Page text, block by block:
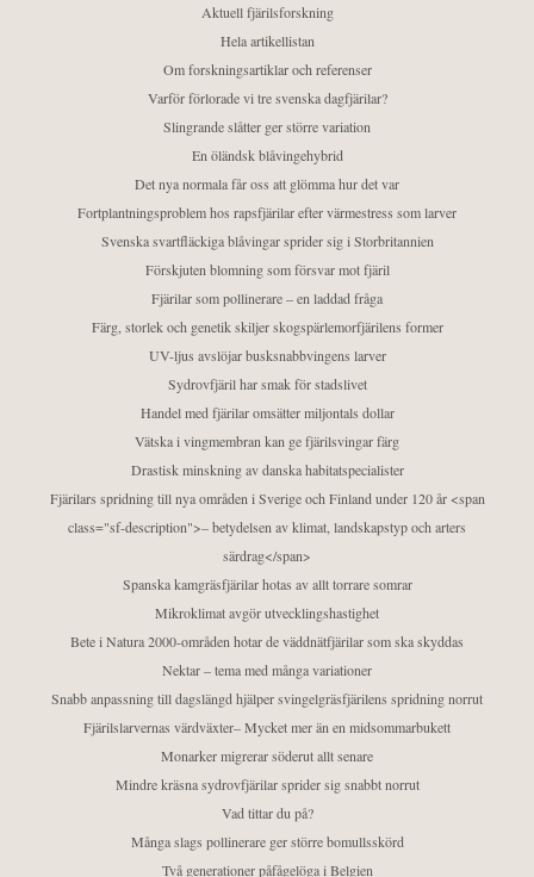
Aktuell fjärilsforskning
Hela artikellistan
Om forskningsartiklar och referenser
Varför förlorade vi tre svenska dagfjärilar?
Slingrande slåtter ger större variation
En öländsk blåvingehybrid
Det nya normala får oss att glömma hur det var
Fortplantningsproblem hos rapsfjärilar efter värmestress som larver
Svenska svartfläckiga blåvingar sprider sig i Storbritannien
Förskjuten blomning som försvar mot fjäril
Fjärilar som pollinerare – en laddad fråga
Färg, storlek och genetik skiljer skogspärlemorfjärilens former
UV-ljus avslöjar busksnabbvingens larver
Sydrovfjäril har smak för stadslivet
Handel med fjärilar omsätter miljontals dollar
Vätska i vingmembran kan ge fjärilsvingar färg
Drastisk minskning av danska habitatspecialister
Fjärilars spridning till nya områden i Sverige och Finland under 120 år <span
class="sf-description">– betydelsen av klimat, landskapstyp och arters
särdrag</span>
Spanska kamgräsfjärilar hotas av allt torrare somrar
Mikroklimat avgör utvecklingshastighet
Bete i Natura 2000-områden hotar de väddnätfjärilar som ska skyddas
Nektar – tema med många variationer
Snabb anpassning till dagslängd hjälper svingelgräsfjärilens spridning norrut
Fjärilslarvernas värdväxter– Mycket mer än en midsommarbukett
Monarker migrerar söderut allt senare
Mindre kräsna sydrovfjärilar sprider sig snabbt norrut
Vad tittar du på?
Många slags pollinerare ger större bomullsskörd
Två generationer påfågelöga i Belgien